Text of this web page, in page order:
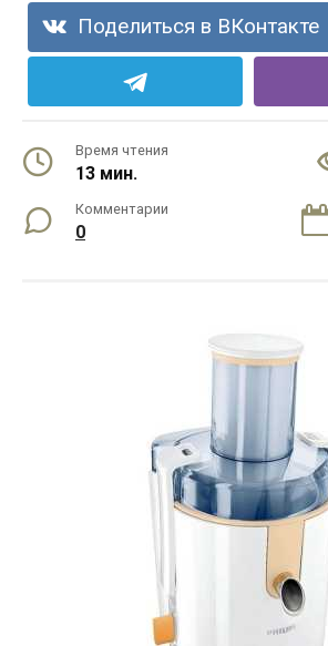
Поделиться в ВКонтакте
Время чтения
13 мин.
Комментарии
0